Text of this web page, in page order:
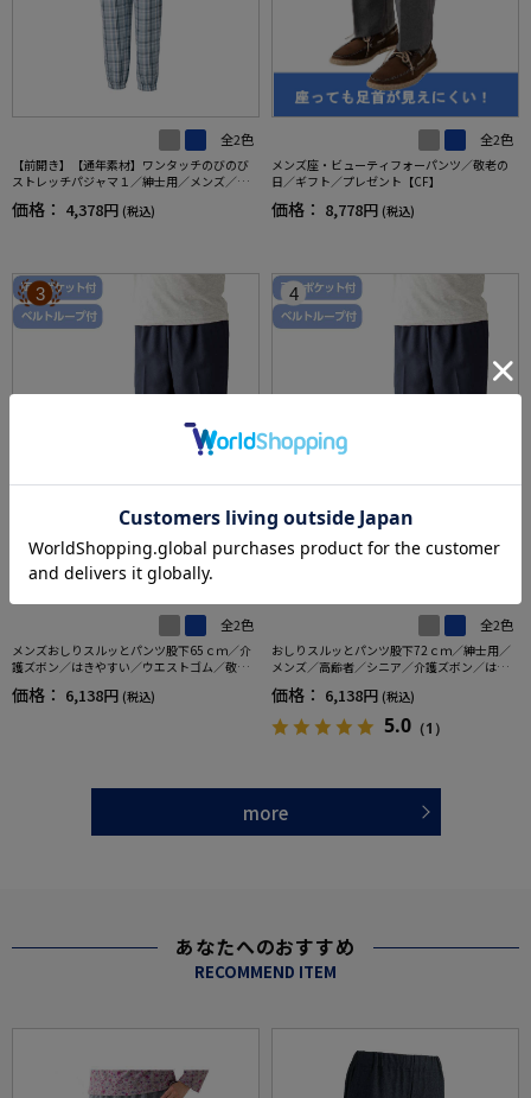
全2色
【前開き】【通年素材】ワンタッチのびのび
ストレッチパジャマ１／紳士用／メンズ／高
齢者／シニア／名前記入欄付／後ろ長め／ギ
フト／プレゼント【CF】
価格： 4,378円 (税込)
全2色
メンズ座・ビューティフォーパンツ／敬老の
日／ギフト／プレゼント【CF】
価格： 8,778円 (税込)
3
全2色
メンズおしりスルッとパンツ股下65ｃｍ／介
護ズボン／はきやすい／ウエストゴム／敬老
の日／ギフト／プレゼント【CF】
価格： 6,138円 (税込)
4
全2色
おしりスルッとパンツ股下72ｃｍ／紳士用／
メンズ／高齢者／シニア／介護ズボン／はき
やすい／ウエストゴム／敬老の日／ギフト／
プレゼント【CF】
価格： 6,138円 (税込)
5.0 （1）
more
あなたへのおすすめ
RECOMMEND ITEM